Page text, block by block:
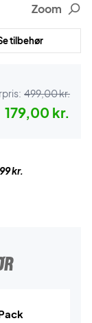
Zoom
tilbehør
499,00 kr.
179,00 kr.
kr.